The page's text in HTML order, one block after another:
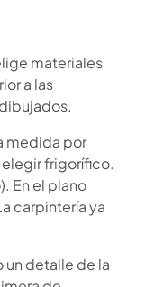
materiales
a las
medida por
frigorífico.
En el plano
carpintería ya
un detalle de la